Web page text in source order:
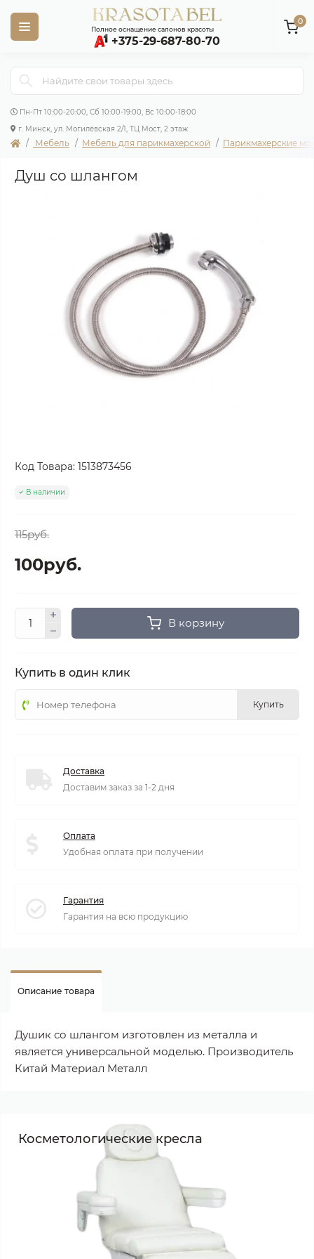
+375-29-687-80-70
Полное оснащение салонов красоты
Пн-Пт 10:00-20:00, Сб 10:00-19:00, Вс 10:00-18:00
г. Минск, ул. Могилёвская 2/1, ТЦ Мост, 2 этаж
0
Мебель Мебель для парикмахерской Парикмахерские
Душ со шлангом
Код Товара: 1513873456
В наличии
115руб.
100руб.
В корзину
Купить в один клик
Купить
Доставка
Доставим заказ за 1-2 дня
Оплата
Удобная оплата при получении
Гарантия
Гарантия на всю продукцию
Описание товара
Душик со шлангом изготовлен из металла и
является универсальной моделью. Производитель
Китай Материал Металл
Косметологические кресла